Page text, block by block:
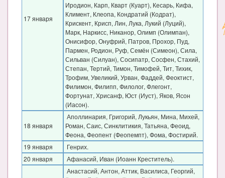
17 января
Иродион, Карп, Кварт (Куарт), Кесарь, Кифа,
Климент, Клеопа, Кондратий (Кодрат),
Крискент, Крисп, Лин, Лука, Лукий (Луций),
Марк, Наркисс, Никанор, Олимп (Олимпан),
Онисифор, Онуфрий, Патров, Прохор, Пуд,
Пармен, Родион, Руф, Семён (Симеон), Сила,
Сильван (Силуан), Сосипатр, Сосфен, Стахий,
Степан, Тертий, Тимон, Тимофей, Тит, Тихик,
Трофим, Увеликий, Урван, Фаддей, Феоктист,
Филимон, Филипп, Филолог, Флегонт,
Фортунат, Хрисанф, Юст (Иуст), Яков, Ясон
(Иасон).
18 января
Аполлинария, Григорий, Лукьян, Мина, Михей,
Роман, Саис, Синклитикия, Татьяна, Феоид,
Феона, Феопент (Феопемпт), Фома, Фостирий.
19 января
Генрих.
20 января
Афанасий, Иван (Иоанн Креститель).
Анастасий, Антон, Аттик, Василиса, Георгий,